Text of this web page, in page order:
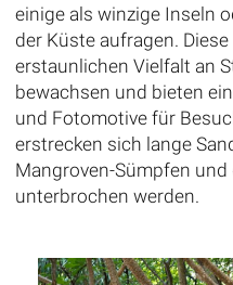
einige als winzige Inseln
der Küste aufragen.
erstaunlichen Vielfalt an
bewachsen und bieten
und Fotomotive für
erstrecken sich lange
Mangroven-Sümpfen
unterbrochen werden.